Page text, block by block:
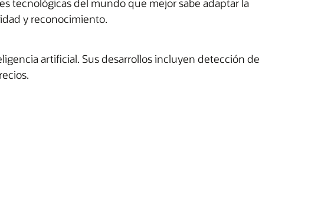
tecnológicas del mundo que mejor sabe adaptar la
y reconocimiento.
artificial. Sus desarrollos incluyen detección de